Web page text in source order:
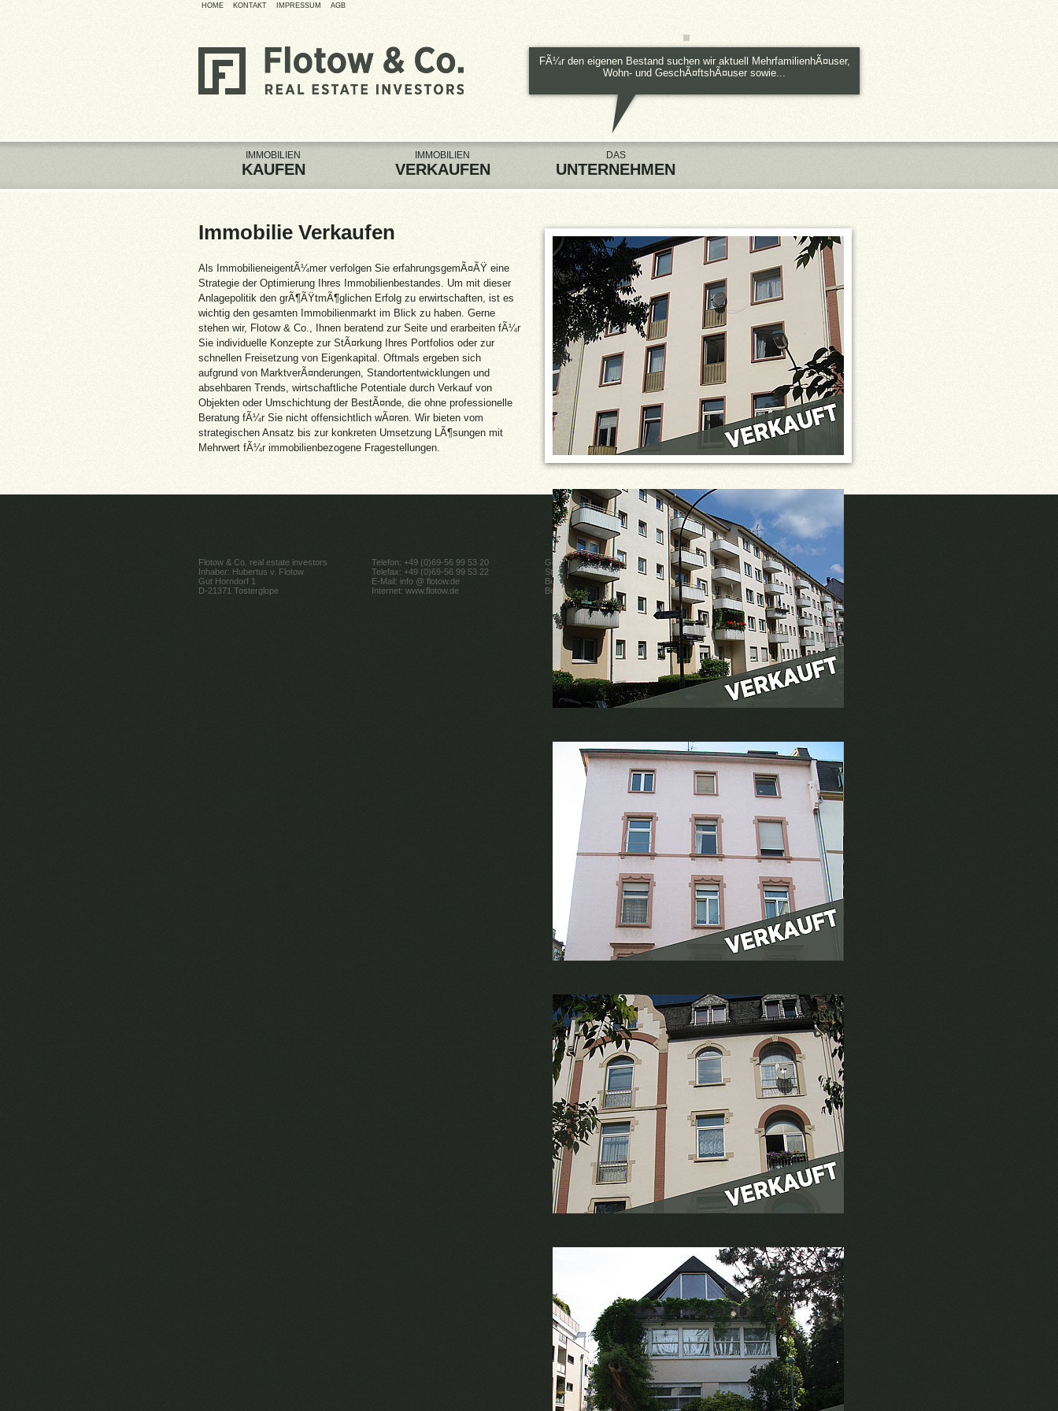
HOME KONTAKT IMPRESSUM AGB
FÃ¼r den eigenen Bestand suchen wir aktuell MehrfamilienhÃ¤user,
Wohn- und GeschÃ¤ftshÃ¤user sowie...
IMMOBILIEN
KAUFEN
IMMOBILIEN
VERKAUFEN
DAS
UNTERNEHMEN
Immobilie Verkaufen
Als ImmobilieneigentÃ¼mer verfolgen Sie erfahrungsgemÃ¤ÃŸ eine
Strategie der Optimierung Ihres Immobilienbestandes. Um mit dieser
Anlagepolitik den grÃ¶ÃŸtmÃ¶glichen Erfolg zu erwirtschaften, ist es
wichtig den gesamten Immobilienmarkt im Blick zu haben. Gerne
stehen wir, Flotow & Co., Ihnen beratend zur Seite und erarbeiten fÃ¼r
Sie individuelle Konzepte zur StÃ¤rkung Ihres Portfolios oder zur
schnellen Freisetzung von Eigenkapital. Oftmals ergeben sich
aufgrund von MarktverÃ¤nderungen, Standortentwicklungen und
absehbaren Trends, wirtschaftliche Potentiale durch Verkauf von
Objekten oder Umschichtung der BestÃ¤nde, die ohne professionelle
Beratung fÃ¼r Sie nicht offensichtlich wÃ¤ren. Wir bieten vom
strategischen Ansatz bis zur konkreten Umsetzung LÃ¶sungen mit
Mehrwert fÃ¼r immobilienbezogene Fragestellungen.
Flotow & Co. real estate investors
Inhaber: Hubertus v. Flotow
Gut Horndorf 1
D-21371 Tosterglope
Telefon: +49 (0)69-56 99 53 20
Telefax: +49 (0)69-56 99 53 22
E-Mail: info @ flotow.de
Internet: www.flotow.de
Gewerbeerlaubnis gemäß § 34c der Gewerbeordnung (GewO) erteilt von der
Stadtverwaltung (Amt 32) der Stadt Frankfurt am Main.
Berufsaufsichtsbehörde: Ordnungsamt Frankfurt am Main.
Berufskammer: IHK Frankfurt.